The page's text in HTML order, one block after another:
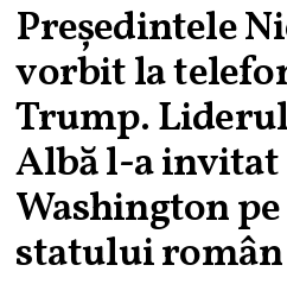
Președintele
vorbit la
Trump. Liderul
Albă l-a invitat
Washington
statului român